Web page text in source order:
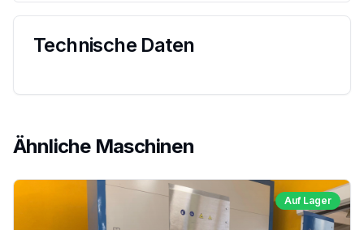
Technische Daten
Ähnliche Maschinen
Auf Lager